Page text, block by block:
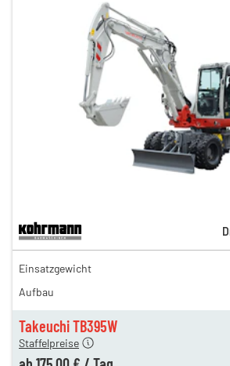
Takeuchi TB395W
302,00 €
252,00 €
211,00 €
Staffelpreise
12,00 €
Einsatzgewicht
Aufbau